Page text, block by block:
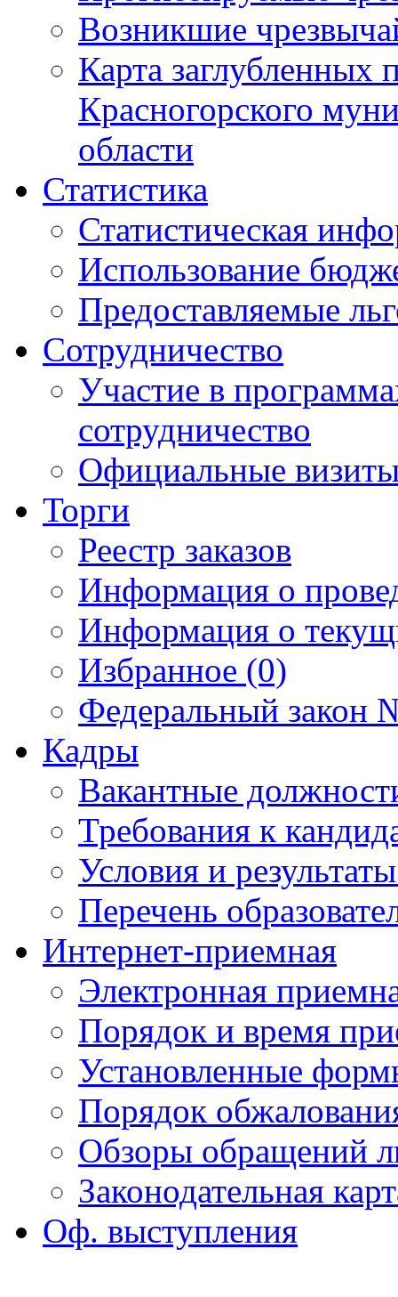
Возникшие
Карта
Красногорского
области
Статистика
Статистическая
Использование
Предоставляемые
Сотрудничество
Участие в
сотрудничество
Официальные
Торги
Реестр заказов
Информация о
Информация о
Избранное (0)
Федеральный закон
Кадры
Вакантные
Требования к
Условия и
Перечень
Интернет-приемная
Электронная
Порядок и время
Установленные
Порядок
Обзоры обращений
Законодательная
Оф. выступления